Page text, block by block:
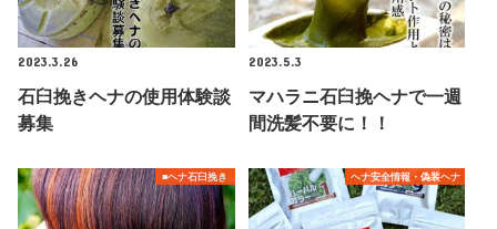
2023.3.26
石臼挽きヘナの使用体験談
募集
2023.5.3
マハラニ石臼挽ヘナで一週
間洗髪不要に！！
■ヘナ石臼挽き ヘナ安全情報・偽装ヘナ